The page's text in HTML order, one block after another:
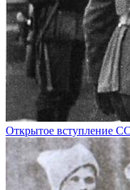
Открытое вступление